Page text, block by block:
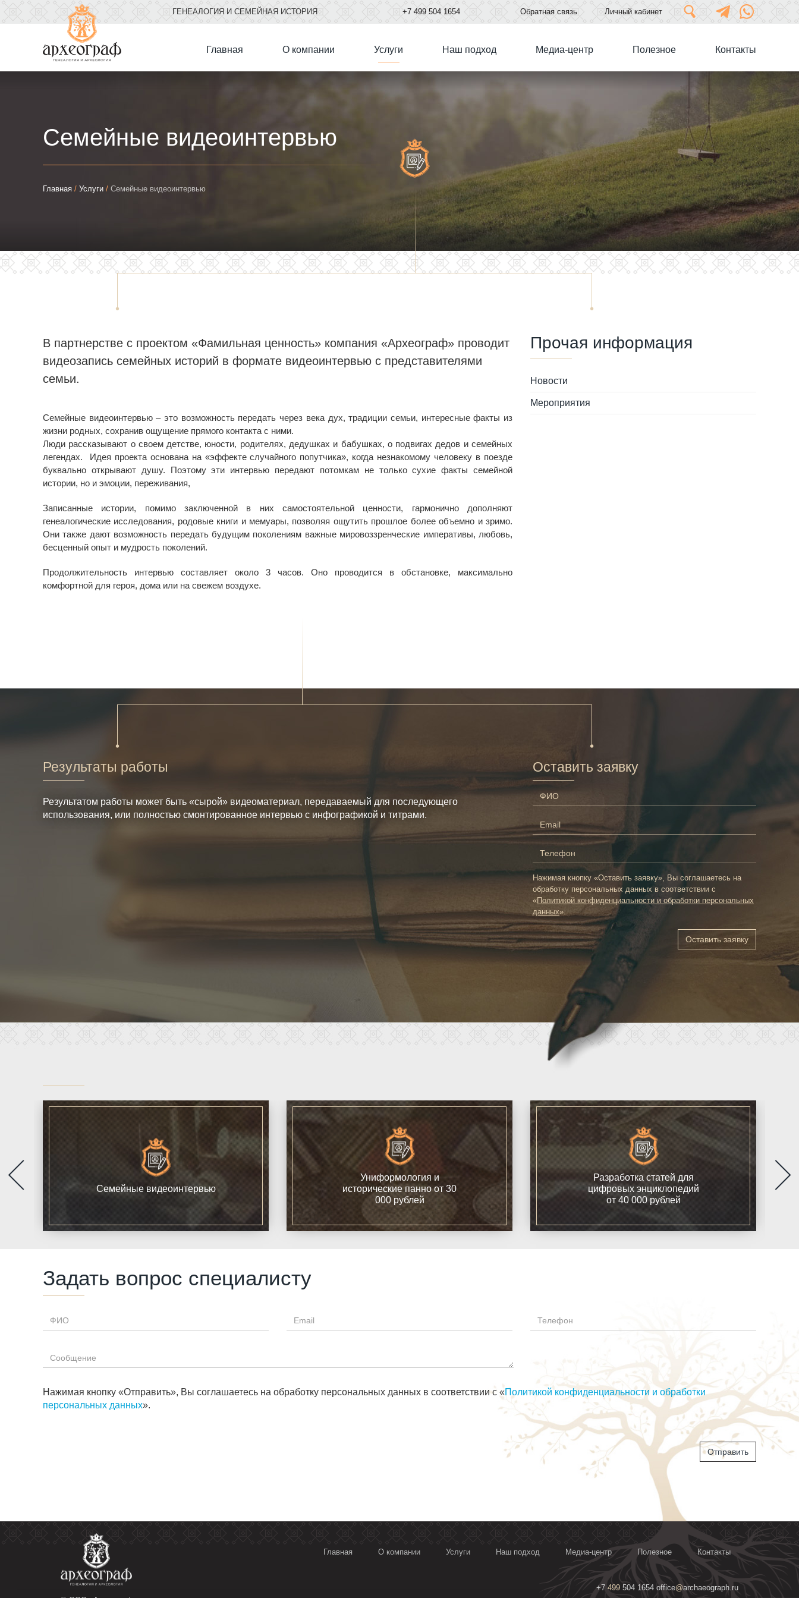
ГЕНЕАЛОГИЯ И СЕМЕЙНАЯ ИСТОРИЯ +7 499 504 1654 Обратная связь Личный кабинет
Главная О компании Услуги Наш подход Медиа-центр Полезное Контакты
Семейные видеоинтервью
Вы
Главная / Услуги / Семейные видеоинтервью
В партнерстве с проектом «Фамильная ценность» компания «Археограф» проводит
видеозапись семейных историй в формате видеоинтервью c представителями
семьи.
Семейные видеоинтервью – это возможность передать через века дух, традиции семьи, интересные факты из
жизни родных, сохранив ощущение прямого контакта с ними.
Люди рассказывают о своем детстве, юности, родителях, дедушках и бабушках, о подвигах дедов и семейных
легендах. Идея проекта основана на «эффекте случайного попутчика», когда незнакомому человеку в поезде
буквально открывают душу. Поэтому эти интервью передают потомкам не только сухие факты семейной
истории, но и эмоции, переживания,
Записанные истории, помимо заключенной в них самостоятельной ценности, гармонично дополняют
генеалогические исследования, родовые книги и мемуары, позволяя ощутить прошлое более объемно и зримо.
Они также дают возможность передать будущим поколениям важные мировоззренческие императивы, любовь,
бесценный опыт и мудрость поколений.
Продолжительность интервью составляет около 3 часов. Оно проводится в обстановке, максимально
комфортной для героя, дома или на свежем воздухе.
Прочая информация
Новости
Мероприятия
Результаты работы
Результатом работы может быть «сырой» видеоматериал, передаваемый для последующего
использования, или полностью смонтированное интервью с инфографикой и титрами.
Оставить заявку
*
Email
Телефон
*Нажимая кнопку «Оставить заявку», Вы соглашаетесь на
обработку персональных данных в соответствии с
«Политикой конфиденциальности и обработки персональных
данных».
Оставить заявку
Семейные видеоинтервью
Униформология и
исторические панно от 30
000 рублей
Разработка статей для
цифровых энциклопедий
от 40 000 рублей
Задать вопрос специалисту
*Нажимая кнопку «Отправить», Вы соглашаетесь на обработку персональных данных в соответствии с «Политикой конфиденциальности и обработки
персональных данных».
Отправить
Главная О компании Услуги Наш подход Медиа-центр Полезное Контакты
+7 499 504 1654 office@archaeograph.ru